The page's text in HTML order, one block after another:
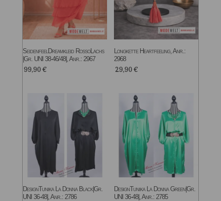
SeidenfeelDreamkleid RossoLachs
|Gr. UNI 38-46/48|, Anr.: 2967
99,90€
Longkette Heartfeeling, Anr.:
2968
29,90€
DesignTunika La Donna Black|Gr.
UNI 36-48|, Anr.: 2786
DesignTunika La Donna Green|Gr.
UNI 36-48|, Anr.: 2785